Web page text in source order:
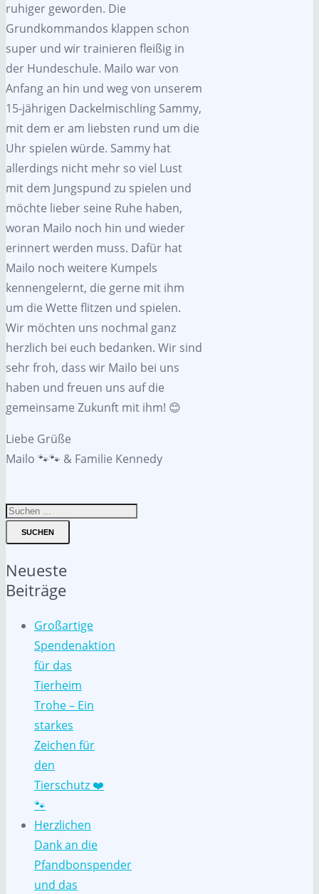
ruhiger geworden. Die
Grundkommandos klappen schon
super und wir trainieren fleißig in
der Hundeschule. Mailo war von
Anfang an hin und weg von unserem
15-jährigen Dackelmischling Sammy,
mit dem er am liebsten rund um die
Uhr spielen würde. Sammy hat
allerdings nicht mehr so viel Lust
mit dem Jungspund zu spielen und
möchte lieber seine Ruhe haben,
woran Mailo noch hin und wieder
erinnert werden muss. Dafür hat
Mailo noch weitere Kumpels
kennengelernt, die gerne mit ihm
um die Wette flitzen und spielen.
Wir möchten uns nochmal ganz
herzlich bei euch bedanken. Wir sind
sehr froh, dass wir Mailo bei uns
haben und freuen uns auf die
gemeinsame Zukunft mit ihm! 😊
Liebe Grüße
Mailo 🐾🐾 & Familie Kennedy
SUCHEN
Neueste
Beiträge
Großartige
Spendenaktion
für das
Tierheim
Trohe – Ein
starkes
Zeichen für
den
Tierschutz ❤️
🐾
Herzlichen
Dank an die
Pfandbonspender
und das